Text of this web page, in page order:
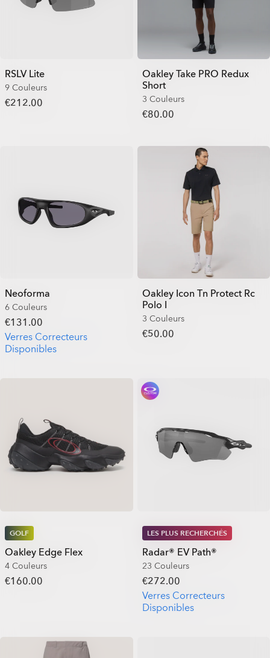
RSLV Lite
9 Couleurs
€212.00
Oakley Take PRO Redux
Short
3 Couleurs
€80.00
Neoforma
6 Couleurs
€131.00
Verres Correcteurs
Disponibles
Oakley Icon Tn Protect Rc
Polo I
3 Couleurs
€50.00
GOLF
Oakley Edge Flex
4 Couleurs
€160.00
LES PLUS RECHERCHÉS
Radar® EV Path®
23 Couleurs
€272.00
Verres Correcteurs
Disponibles